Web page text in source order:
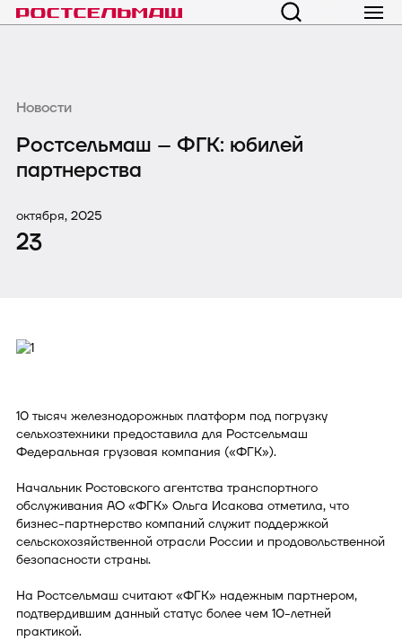
Новости
Ростсельмаш – ФГК: юбилей
партнерства
октября, 2025
23
10 тысяч железнодорожных платформ под погрузку
сельхозтехники предоставила для Ростсельмаш
Федеральная грузовая компания («ФГК»).
Начальник Ростовского агентства транспортного
обслуживания АО «ФГК» Ольга Исакова отметила, что
бизнес-партнерство компаний служит поддержкой
сельскохозяйственной отрасли России и продовольственной
безопасности страны.
На Ростсельмаш считают «ФГК» надежным партнером,
подтвердившим данный статус более чем 10-летней
практикой.